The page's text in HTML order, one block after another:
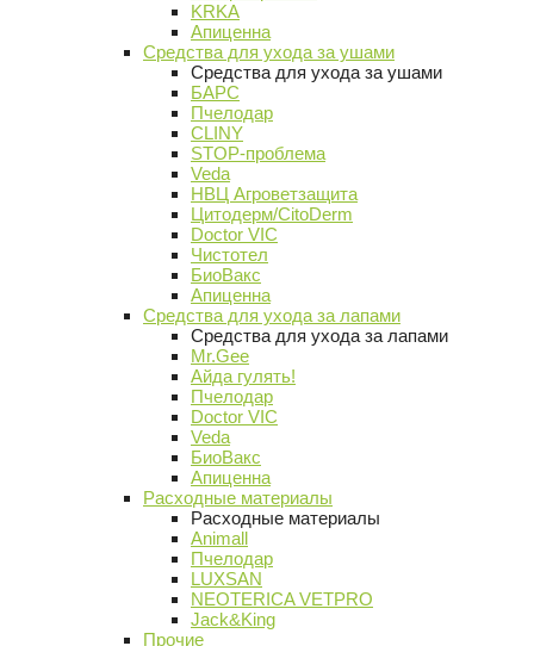
KRKA
Апиценна
Средства для ухода за ушами
Средства для ухода за ушами
БАРС
Пчелодар
CLINY
STOP-проблема
Veda
НВЦ Агроветзащита
Цитодерм/CitoDerm
Doctor VIC
Чистотел
БиоВакс
Апиценна
Средства для ухода за лапами
Средства для ухода за лапами
Mr.Gee
Айда гулять!
Пчелодар
Doctor VIC
Veda
БиоВакс
Апиценна
Расходные материалы
Расходные материалы
Animall
Пчелодар
LUXSAN
NEOTERICA VETPRO
Jack&King
Прочие